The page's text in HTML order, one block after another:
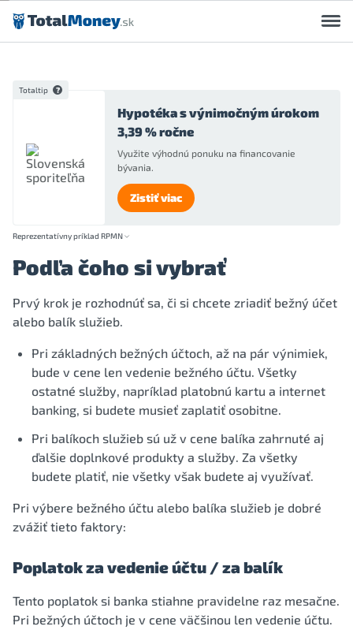
Preskočiť na obsah
Totaltip
Hypotéka s výnimočným úrokom
3,39 % ročne
Využite výhodnú ponuku na financovanie
bývania.
Zistiť viac
Reprezentatívny príklad RPMN
Podľa čoho si vybrať
Prvý krok je rozhodnúť sa, či si chcete zriadiť bežný účet
alebo balík služieb.
Pri základných bežných účtoch, až na pár výnimiek,
bude v cene len vedenie bežného účtu. Všetky
ostatné služby, napríklad platobnú kartu a internet
banking, si budete musieť zaplatiť osobitne.
Pri balíkoch služieb sú už v cene balíka zahrnuté aj
ďalšie doplnkové produkty a služby. Za všetky
budete platiť, nie všetky však budete aj využívať.
Pri výbere bežného účtu alebo balíka služieb je dobré
zvážiť tieto faktory:
Poplatok za vedenie účtu / za balík
Tento poplatok si banka stiahne pravidelne raz mesačne.
Pri bežných účtoch je v cene väčšinou len vedenie účtu.